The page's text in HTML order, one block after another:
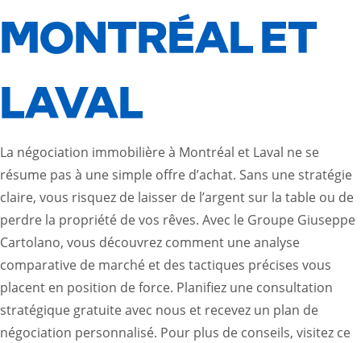
MONTRÉAL ET
LAVAL
La négociation immobilière à Montréal et Laval ne se
résume pas à une simple offre d’achat. Sans une stratégie
claire, vous risquez de laisser de l’argent sur la table ou de
perdre la propriété de vos rêves. Avec le Groupe Giuseppe
Cartolano, vous découvrez comment une analyse
comparative de marché et des tactiques précises vous
placent en position de force. Planifiez une consultation
stratégique gratuite avec nous et recevez un plan de
négociation personnalisé. Pour plus de conseils, visitez ce